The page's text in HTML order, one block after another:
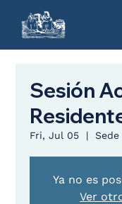
Sesión
Fri, Jul 05
  |
Ya no es
Ver